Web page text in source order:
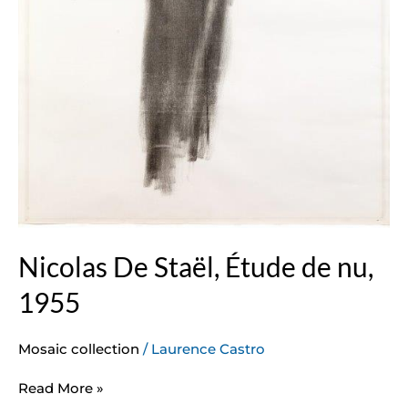
Nicolas De Staël, Étude de nu,
1955
Mosaic collection / Laurence Castro
Read More »